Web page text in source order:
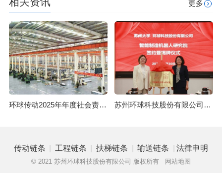
更多
环球传动2025年年度社会责任报告 苏州环球科技股份有限公司与苏州大学共建智能制造机器人研究院
传动链条 | 工程链条 | 扶梯链条 | 输送链条 | 法律申明
© 2021 苏州环球科技股份有限公司 版权所有 网站地图